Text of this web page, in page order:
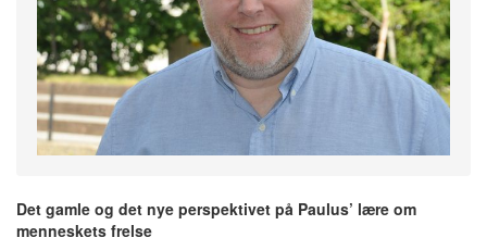
Det gamle og det nye perspektivet på Paulus’ lære om
menneskets frelse